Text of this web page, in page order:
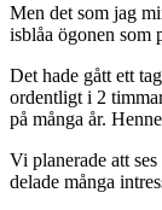
Men det som jag
isblåa ögonen som
Det hade gått ett
ordentligt i 2
på många år.
Vi planerade att
delade många